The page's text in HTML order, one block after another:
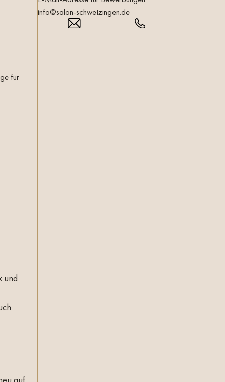
für
und
info@salon-schwetzingen.de